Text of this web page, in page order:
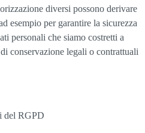
diversi possono derivare
esempio per garantire la sicurezza
personali che siamo costretti a
conservazione legali o contrattuali
del RGPD